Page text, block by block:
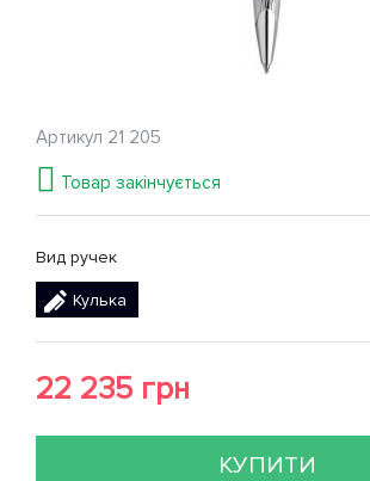
Артикул 21 205
Товар закінчується
Вид ручек
Кулька
22 235 грн
КУПИТИ